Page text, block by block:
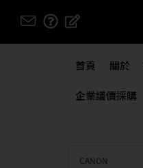
首頁 關於
企業議價採購